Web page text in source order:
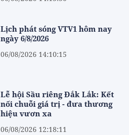
Lịch phát sóng VTV1 hôm nay
ngày 6/8/2026
06/08/2026 14:10:15
Lễ hội Sầu riêng Đắk Lắk: Kết
nối chuỗi giá trị - đưa thương
hiệu vươn xa
06/08/2026 12:18:11